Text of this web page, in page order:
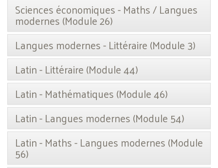
Sciences économiques - Maths / Langues
modernes (Module 26)
Langues modernes - Littéraire (Module 3)
Latin - Littéraire (Module 44)
Latin - Mathématiques (Module 46)
Latin - Langues modernes (Module 54)
Latin - Maths - Langues modernes (Module
56)